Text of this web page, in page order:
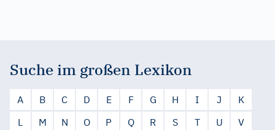
Suche im großen Lexikon
A B C D E F G H I J
K
L
M N O P Q R S T U
V